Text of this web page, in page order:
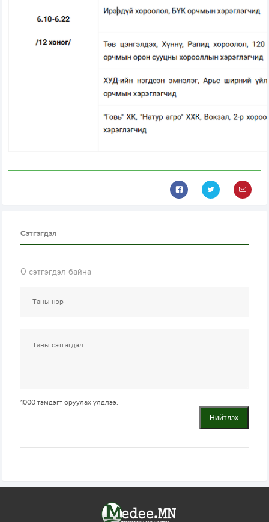
Сэтгэгдэл
0 сэтгэгдэл байна
1000 тэмдэгт оруулах үлдлээ.
Нийтлэх